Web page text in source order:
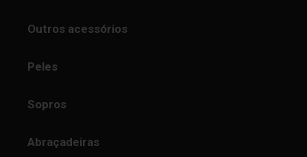
Outros acessórios
Peles
Sopros
Abraçadeiras